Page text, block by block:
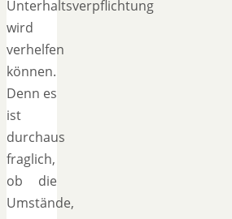
Unterhaltsverpflichtung
wird
verhelfen
können.
Denn es
ist
durchaus
fraglich,
ob die
Umstände,